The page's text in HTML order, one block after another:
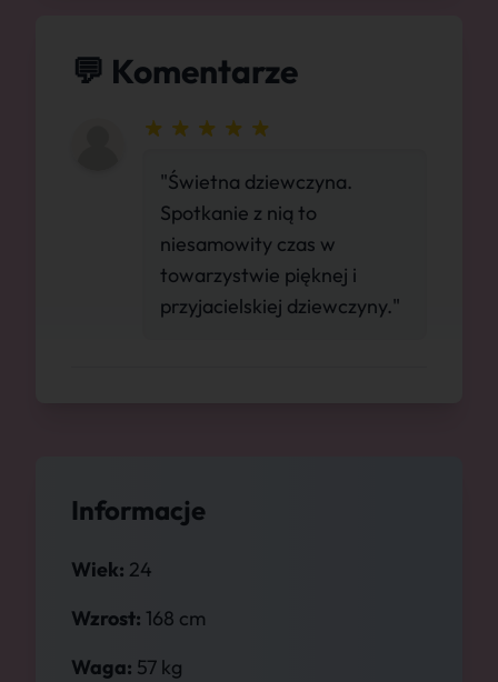
Informacje
Wiek: 24
Wzrost: 168 cm
Waga: 57 kg
💬 Komentarze
"Świetna dziewczyna.
Spotkanie z nią to
niesamowity czas w
towarzystwie pięknej i
przyjacielskiej dziewczyny."